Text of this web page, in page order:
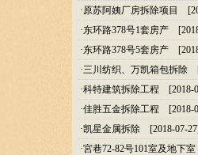
·原苏阿姨厂房拆除项目
·东环路378号1套房产
·东环路378号5套房产
·三川纺织、万凯箱包拆除
·科特建筑拆除工程 [2018-
·佳胜五金拆除工程 [2018-
·凯星金属拆除 [2018-07-
·宮巷72-82号101室及地下室